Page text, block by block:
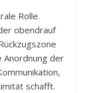
Rolle.
obendrauf
Anordnung der
schafft.